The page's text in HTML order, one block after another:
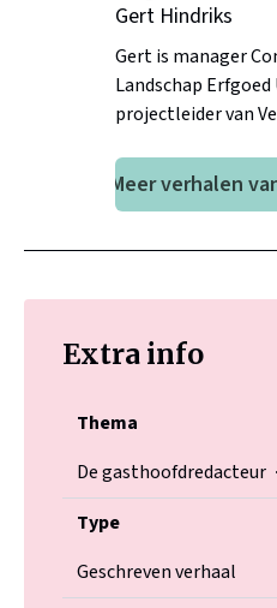
Gert Hindriks
Gert is manager
Landschap
projectleider van
Meer verhalen
Extra info
Thema
De gasthoofdredacteur
Type
Geschreven verhaal